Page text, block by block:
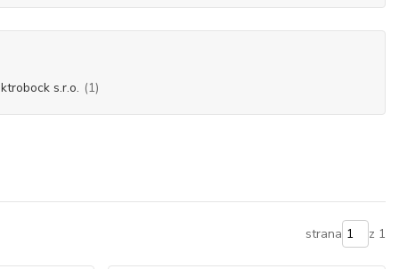
s.r.o. (1)
strana z 1